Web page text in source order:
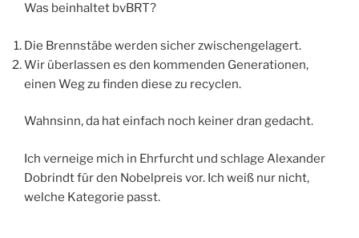
Was beinhaltet bvBRT?
Die Brennstäbe werden sicher zwischengelagert.
Wir überlassen es den kommenden Generationen,
einen Weg zu finden diese zu recyclen.
Wahnsinn, da hat einfach noch keiner dran gedacht.
Ich verneige mich in Ehrfurcht und schlage Alexander
Dobrindt für den Nobelpreis vor. Ich weiß nur nicht,
welche Kategorie passt.